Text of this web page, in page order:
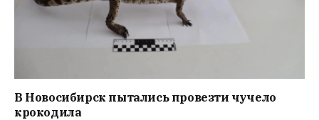
В Новосибирск пытались провезти чучело
крокодила